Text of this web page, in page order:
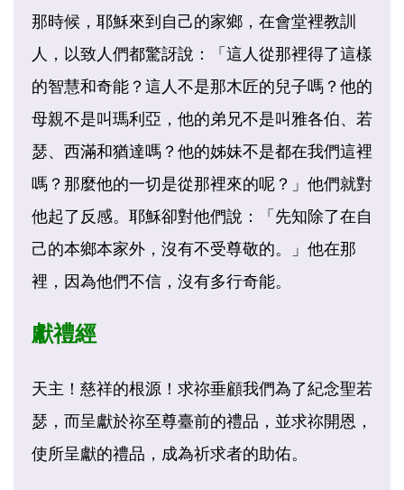
那時候，耶穌來到自己的家鄉，在會堂裡教訓
人，以致人們都驚訝說：「這人從那裡得了這樣
的智慧和奇能？這人不是那木匠的兒子嗎？他的
母親不是叫瑪利亞，他的弟兄不是叫雅各伯、若
瑟、西滿和猶達嗎？他的姊妹不是都在我們這裡
嗎？那麼他的一切是從那裡來的呢？」他們就對
他起了反感。耶穌卻對他們說：「先知除了在自
己的本鄉本家外，沒有不受尊敬的。」他在那
裡，因為他們不信，沒有多行奇能。
獻禮經
天主！慈祥的根源！求祢垂顧我們為了紀念聖若
瑟，而呈獻於祢至尊臺前的禮品，並求祢開恩，
使所呈獻的禮品，成為祈求者的助佑。